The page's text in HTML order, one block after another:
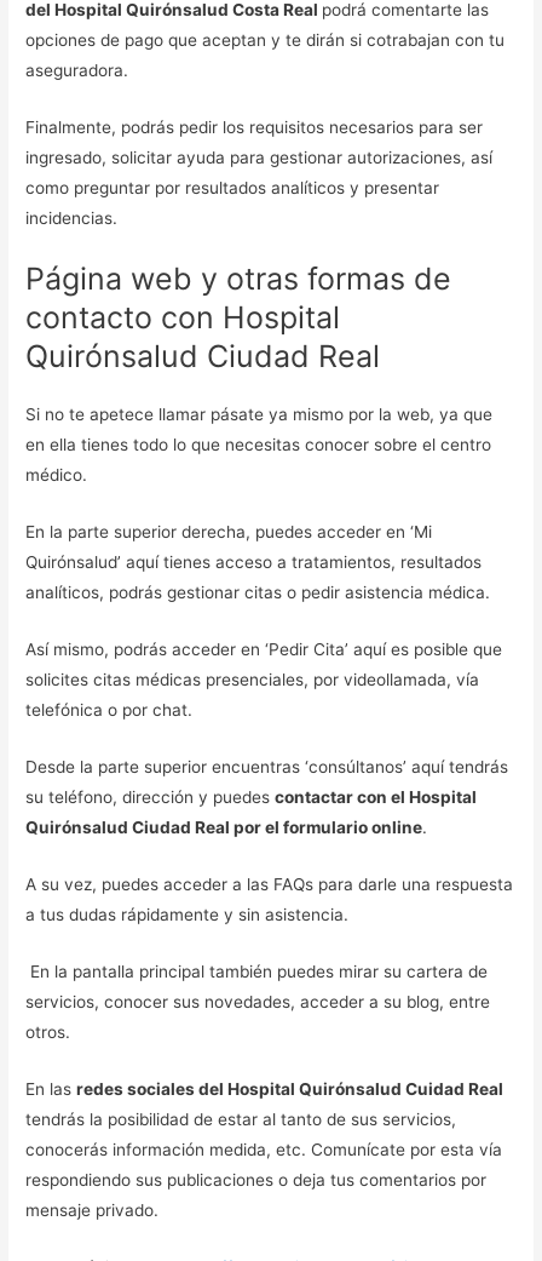
del Hospital Quirónsalud Costa Real podrá comentarte las
opciones de pago que aceptan y te dirán si cotrabajan con tu
aseguradora.
Finalmente, podrás pedir los requisitos necesarios para ser
ingresado, solicitar ayuda para gestionar autorizaciones, así
como preguntar por resultados analíticos y presentar
incidencias.
Página web y otras formas de
contacto con Hospital
Quirónsalud Ciudad Real
Si no te apetece llamar pásate ya mismo por la web, ya que
en ella tienes todo lo que necesitas conocer sobre el centro
médico.
En la parte superior derecha, puedes acceder en ‘Mi
Quirónsalud’ aquí tienes acceso a tratamientos, resultados
analíticos, podrás gestionar citas o pedir asistencia médica.
Así mismo, podrás acceder en ‘Pedir Cita’ aquí es posible que
solicites citas médicas presenciales, por videollamada, vía
telefónica o por chat.
Desde la parte superior encuentras ‘consúltanos’ aquí tendrás
su teléfono, dirección y puedescontactar con el Hospital
Quirónsalud Ciudad Real por el formulario online.
A su vez, puedes acceder a las FAQs para darle una respuesta
a tus dudas rápidamente y sin asistencia.
En la pantalla principal también puedes mirar su cartera de
servicios, conocer sus novedades, acceder a su blog, entre
otros.
En lasredes sociales del Hospital Quirónsalud Cuidad Real
tendrás la posibilidad de estar al tanto de sus servicios,
conocerás información medida, etc. Comunícate por esta vía
respondiendo sus publicaciones o deja tus comentarios por
mensaje privado.